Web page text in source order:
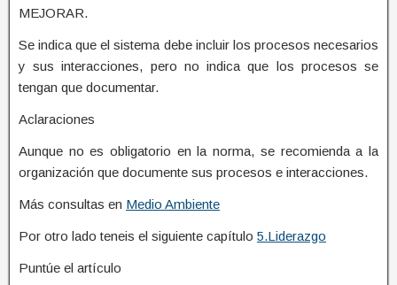
MEJORAR.
Se indica que el sistema debe incluir los procesos necesarios
y sus interacciones, pero no indica que los procesos se
tengan que documentar.
Aclaraciones
Aunque no es obligatorio en la norma, se recomienda a la
organización que documente sus procesos e interacciones.
Más consultas en Medio Ambiente
Por otro lado teneis el siguiente capítulo 5.Liderazgo
Puntúe el artículo